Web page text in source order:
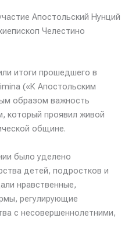
Апостольский Нунций
Челестино
итоги прошедшего в
(«К Апостольским
образом важность
который проявил живой
общине.
было уделено
детей, подростков и
нравственные,
регулирующие
с несовершеннолетними,